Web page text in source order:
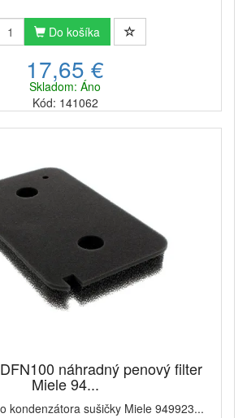
Do košíka
17,65 €
Skladom: Áno
Kód: 141062
náhradný penový filter
Miele 94...
kondenzátora sušičky Miele 949923...